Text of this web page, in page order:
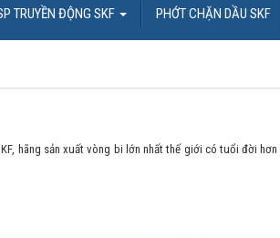
TRUYỀN ĐỘNG SKF PHỚT CHẶN DẦU SKF
hãng sản xuất vòng bi lớn nhất thế giới có tuổi đời